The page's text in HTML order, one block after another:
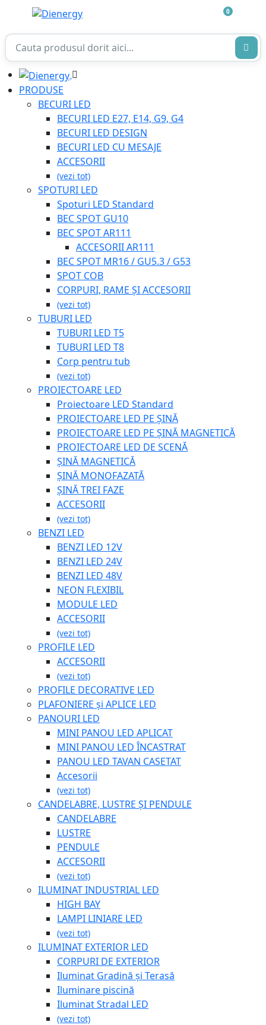
0
PRODUSE
BECURI LED
BECURI LED E27, E14, G9, G4
BECURI LED DESIGN
BECURI LED CU MESAJE
ACCESORII
(vezi tot)
SPOTURI LED
Spoturi LED Standard
BEC SPOT GU10
BEC SPOT AR111
ACCESORII AR111
BEC SPOT MR16 / GU5.3 / G53
SPOT COB
CORPURI, RAME ȘI ACCESORII
(vezi tot)
TUBURI LED
TUBURI LED T5
TUBURI LED T8
Corp pentru tub
(vezi tot)
PROIECTOARE LED
Proiectoare LED Standard
PROIECTOARE LED PE ȘINĂ
PROIECTOARE LED PE ȘINĂ MAGNETICĂ
PROIECTOARE LED DE SCENĂ
ȘINĂ MAGNETICĂ
ȘINĂ MONOFAZATĂ
ȘINĂ TREI FAZE
ACCESORII
(vezi tot)
BENZI LED
BENZI LED 12V
BENZI LED 24V
BENZI LED 48V
NEON FLEXIBIL
MODULE LED
ACCESORII
(vezi tot)
PROFILE LED
ACCESORII
(vezi tot)
PROFILE DECORATIVE LED
PLAFONIERE și APLICE LED
PANOURI LED
MINI PANOU LED APLICAT
MINI PANOU LED ÎNCASTRAT
PANOU LED TAVAN CASETAT
Accesorii
(vezi tot)
CANDELABRE, LUSTRE ȘI PENDULE
CANDELABRE
LUSTRE
PENDULE
ACCESORII
(vezi tot)
ILUMINAT INDUSTRIAL LED
HIGH BAY
LAMPI LINIARE LED
(vezi tot)
ILUMINAT EXTERIOR LED
CORPURI DE EXTERIOR
Iluminat Gradină și Terasă
Iluminare piscină
Iluminat Stradal LED
(vezi tot)